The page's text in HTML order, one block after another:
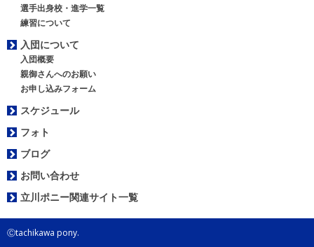
選手出身校・進学一覧
練習について
入団について
入団概要
親御さんへのお願い
お申し込みフォーム
スケジュール
フォト
ブログ
お問い合わせ
立川ポニー関連サイト一覧
Ⓒtachikawa pony.